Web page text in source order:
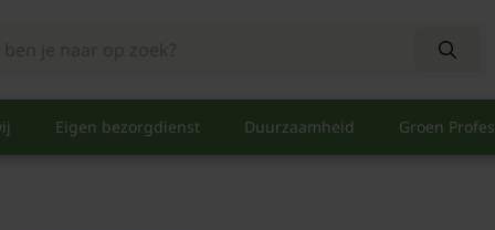
Eigen bezorgdienst Duurzaamheid Groen